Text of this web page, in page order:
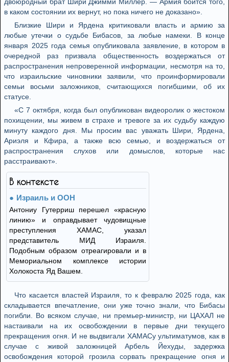
в каком состоянии их вернут, но пока ничего не доказано».
Близкие Шири и Ярдена критиковали власть и армию за
любые утечки о судьбе Бибасов, за любые намеки. В конце
января 2025 года семья опубликовала заявление, в котором в
очередной раз призвала общественность воздержаться от
распространения непроверенной информации, несмотря на то,
что израильские чиновники заявили, что проинформировали
семьи восьми заложников, считающихся погибшими, об их
статусе.
«С 7 октября, когда был опубликован видеоролик о жестоком
похищении, мы живем в страхе и тревоге за их судьбу каждую
минуту каждого дня. Мы просим вас уважать Шири, Ярдена,
Ариэля и Кфира, а также всю семью, и воздержаться от
распространения слухов или домыслов, которые нас
расстраивают».
В контексте
Израиль и ООН
Антониу Гутерриш перешел «красную
линию» и оправдывает чудовищные
преступления ХАМАС, указал
представитель МИД Израиля.
Подобным образом отреагировали и в
Мемориальном комплексе истории
Холокоста Яд Вашем.
Что касается властей Израиля, то к февралю 2025 года, как
складывается впечатление, они уже точно знали, что Бибасы
погибли. Во всяком случае, ни премьер-министр, ни ЦАХАЛ не
настаивали на их освобождении в первые дни текущего
прекращения огня. И не выдвигали ХАМАСу ультиматумов, как в
случае с живой заложницей Арбель Йехуды, задержка
освобождения которой грозила сорвать прекращение огня и